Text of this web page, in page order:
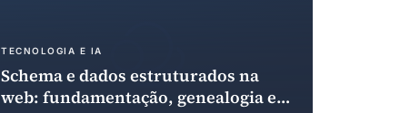
TECNOLOGIA E IA
Schema e dados estruturados na
web: fundamentação, genealogia e